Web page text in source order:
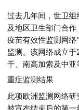
过去几年间，世卫
及地区卫生部门合
疫苗有效性监测网
监测。该网络成立
干、南高加索及中亚
重症监测结果
此项欧洲监测网络